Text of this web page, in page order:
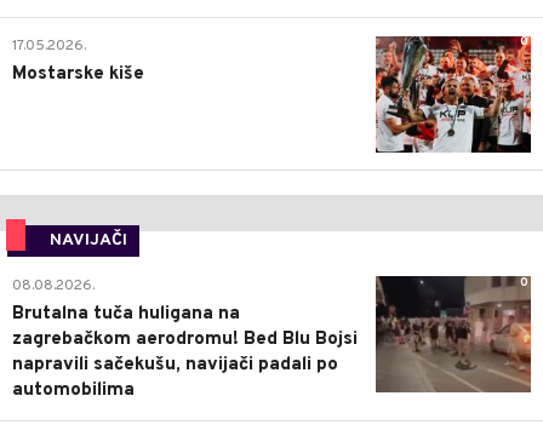
0
17.05.2026.
Mostarske kiše
NAVIJAČI
0
08.08.2026.
Brutalna tuča huligana na
zagrebačkom aerodromu! Bed Blu Bojsi
napravili sačekušu, navijači padali po
automobilima